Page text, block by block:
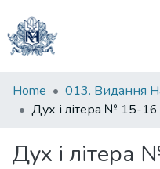
Communities
&
All of DSpace
Home 013. Видання
Дух і літера № 15-16
Дух і літера